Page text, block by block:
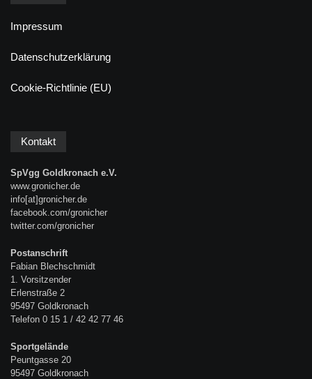
Impressum
Datenschutzerklärung
Cookie-Richtlinie (EU)
Kontakt
SpVgg Goldkronach e.V.
www.gronicher.de
info[at]gronicher.de
facebook.com/gronicher
twitter.com/gronicher
Postanschrift
Fabian Blechschmidt
1. Vorsitzender
Erlenstraße 2
95497 Goldkronach
Telefon 0 15 1 / 42 42 77 46
Sportgelände
Peuntgasse 20
95497 Goldkronach